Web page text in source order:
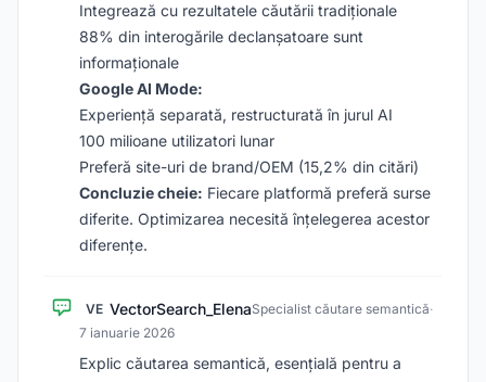
Integrează cu rezultatele căutării tradiționale
88% din interogările declanșatoare sunt
informaționale
Google AI Mode:
Experiență separată, restructurată în jurul AI
100 milioane utilizatori lunar
Preferă site-uri de brand/OEM (15,2% din citări)
Concluzie cheie: Fiecare platformă preferă surse
diferite. Optimizarea necesită înțelegerea acestor
diferențe.
VE VectorSearch_ElenaSpecialist căutare semantică·
7 ianuarie 2026
Explic căutarea semantică, esențială pentru a